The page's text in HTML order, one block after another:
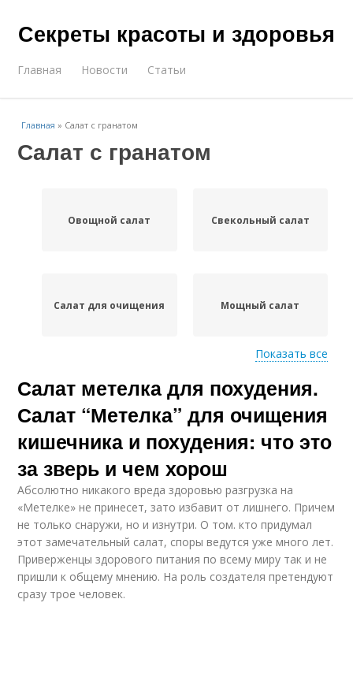
Секреты красоты и здоровья
Главная Новости Статьи
Главная » Салат с гранатом
Салат с гранатом
Овощной салат Свекольный салат
Салат для очищения Мощный салат
Салат для похудения Салаты из овощей
Салат из редьки Греческий салат
Полезный салат Морковный салат
Показать все
Салат метелка для похудения.
Салат “Метелка” для очищения
кишечника и похудения: что это
за зверь и чем хорош
Абсолютно никакого вреда здоровью разгрузка на
«Метелке» не принесет, зато избавит от лишнего. Причем
не только снаружи, но и изнутри. О том. кто придумал
этот замечательный салат, споры ведутся уже много лет.
Приверженцы здорового питания по всему миру так и не
пришли к общему мнению. На роль создателя претендуют
сразу трое человек.